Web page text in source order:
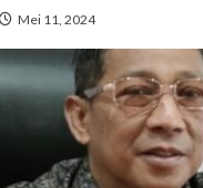
Mei 11, 2024